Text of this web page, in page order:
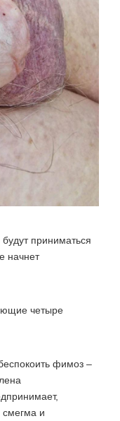
приниматься
начнет
четыре
фимоз –
смегма и